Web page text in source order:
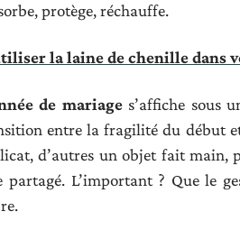
protège, réchauffe.
la laine de chenille dans
de mariages’affiche sous
entre la fragilité du début
d’autres un objet fait main,
partagé. L’important ? Que le